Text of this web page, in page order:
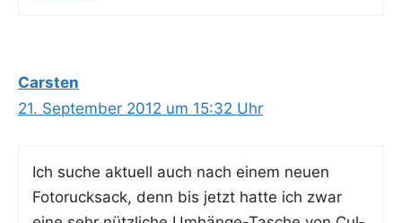
Carsten
21. September 2012 um 15:32 Uhr
Ich suche aktu­ell auch nach einem neu­en
Foto­ruck­sack, denn bis jetzt hat­te ich zwar